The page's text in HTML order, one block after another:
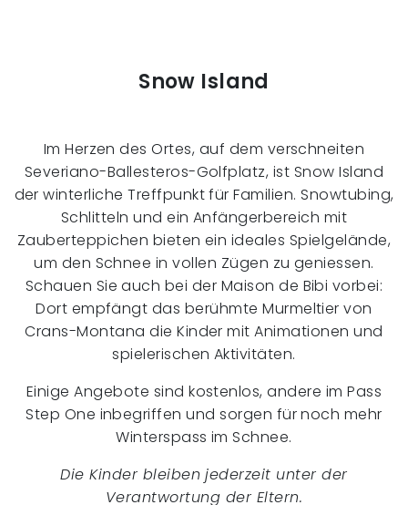
Snow Island
Im Herzen des Ortes, auf dem verschneiten
Severiano-Ballesteros-Golfplatz, ist Snow Island
der winterliche Treffpunkt für Familien. Snowtubing,
Schlitteln und ein Anfängerbereich mit
Zauberteppichen bieten ein ideales Spielgelände,
um den Schnee in vollen Zügen zu geniessen.
Schauen Sie auch bei der Maison de Bibi vorbei:
Dort empfängt das berühmte Murmeltier von
Crans-Montana die Kinder mit Animationen und
spielerischen Aktivitäten.
Einige Angebote sind kostenlos, andere im Pass
Step One inbegriffen und sorgen für noch mehr
Winterspass im Schnee.
Die Kinder bleiben jederzeit unter der
Verantwortung der Eltern.